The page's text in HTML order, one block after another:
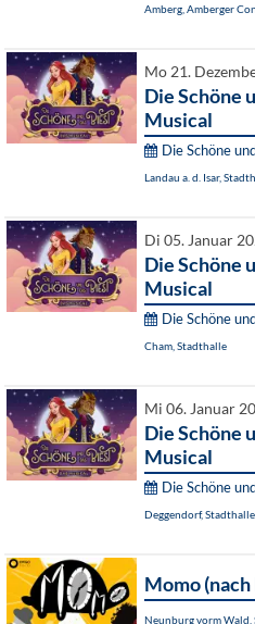
Amberg, Amberger
Mo 21.
Die Schöne
Musical
Die Schöne
Landau a. d. Isar,
Di 05. Januar
Die Schöne
Musical
Die Schöne
Cham, Stadthalle
Mi 06. Januar
Die Schöne
Musical
Die Schöne
Deggendorf,
Momo
Neunburg vorm